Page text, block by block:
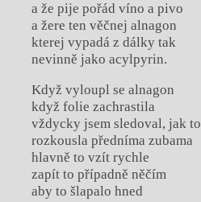
a že pije pořád víno a pivo
a žere ten věčnej alnagon
kterej vypadá z dálky tak
nevinně jako acylpyrin.
Když vyloupl se alnagon
když folie zachrastila
vždycky jsem sledoval, jak to
rozkousla předníma zubama
hlavně to vzít rychle
zapít to případně něčím
aby to šlapalo hned